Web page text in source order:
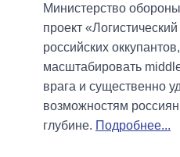
Министерство
проект
российских
масштабировать
врага и существенно
возможностям
глубине. Подробнее...